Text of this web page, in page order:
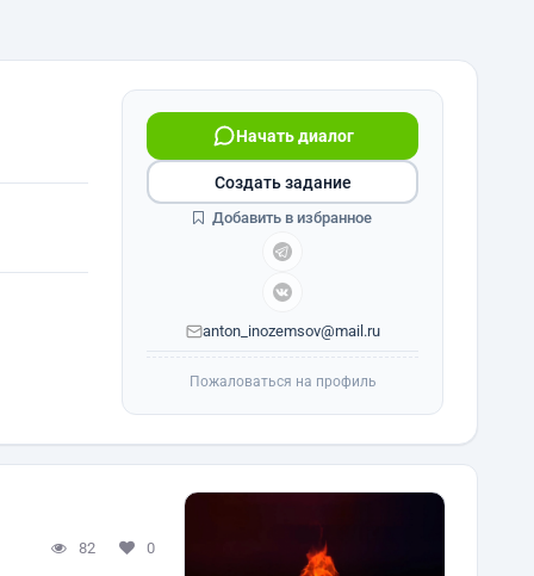
Начать диалог
anton_inozemsov@mail.ru
Создать задание
Добавить в избранное
Пожаловаться на профиль
82 0